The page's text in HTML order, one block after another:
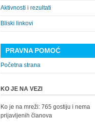
Aktivnosti i rezultati
Bliski linkovi
PRAVNA POMOĆ
Početna strana
KO JE NA VEZI
Ko je na mreži: 765 gostiju i nema
prijavljenih članova